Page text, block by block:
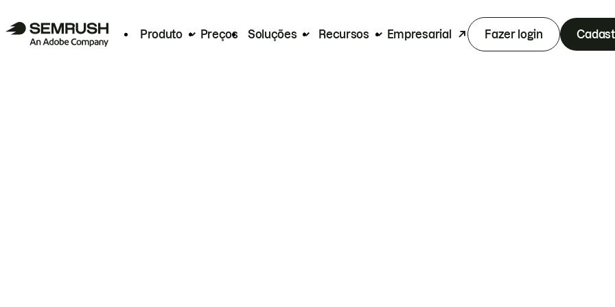
Produto Preços Soluções Recursos Empresarial Fazer login